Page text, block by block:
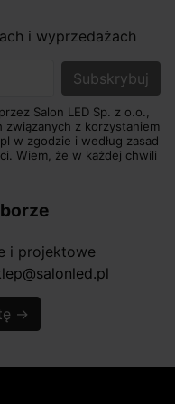
i wyprzedażach
Salon LED Sp. z o.o.,
związanych z korzystaniem
w zgodzie i według zasad
Wiem, że w każdej chwili
i projektowe
→